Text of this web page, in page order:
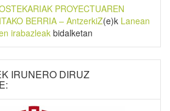
PROYECTUAREN
BERRIA – AntzerkiZ(e)k Lanean
irabazleak bidalketan
IRUNERO DIRUZ